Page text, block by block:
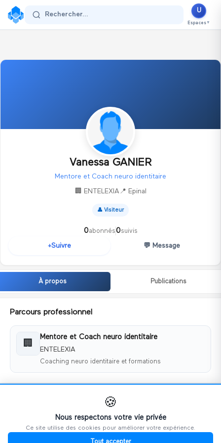
Se connecter
Rechercher...
U
Espaces ▼
Vanessa GANIER
Mentore et Coach neuro identitaire
🏢 ENTELEXIA 📍 Epinal
👤 Visiteur
0abonnés0suivis
+Suivre 💬 Message
À propos Publications
Parcours professionnel
🏢
Mentore et Coach neuro identitaire
ENTELEXIA
Coaching neuro identitaire et formations
contact@entelexia.fr
🌐 https:www.entlexia.fr
🍪
Nous respectons votre vie privée
Ce site utilise des cookies pour améliorer votre expérience.